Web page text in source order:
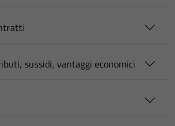
sussidi, vantaggi economici